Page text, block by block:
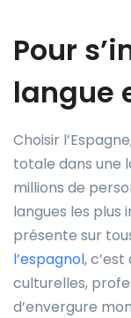
Pour
langue
Choisir
totale dans une
millions de
langues les plus
présente sur
l’espagnol,
culturelles,
d’envergure